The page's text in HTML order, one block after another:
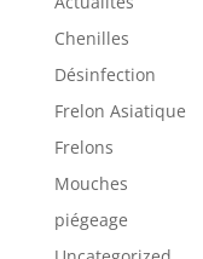
Chenilles
Désinfection
Frelon Asiatique
Frelons
Mouches
piégeage